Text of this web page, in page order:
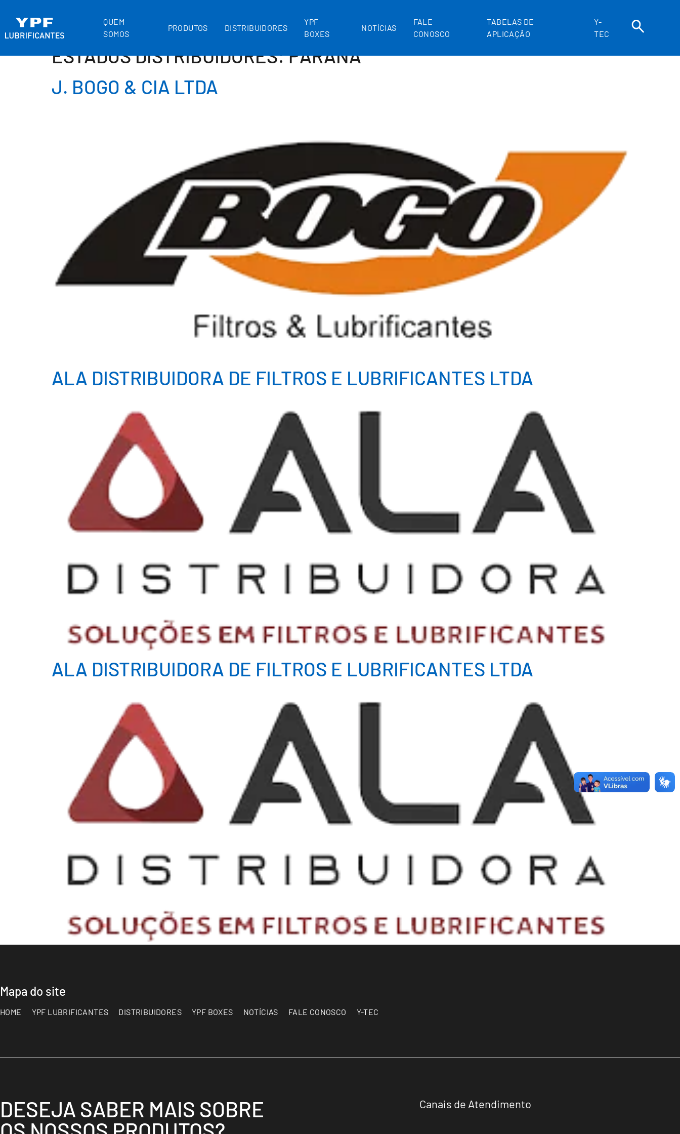
QUEM
SOMOS
PRODUTOS DISTRIBUIDORES
YPF
BOXES
NOTÍCIAS
FALE
CONOSCO
TABELAS DE
APLICAÇÃO
Y-
TEC
ESTADOS DISTRIBUIDORES:PARANÁ
J. BOGO & CIA LTDA
ALA DISTRIBUIDORA DE FILTROS E LUBRIFICANTES LTDA
ALA DISTRIBUIDORA DE FILTROS E LUBRIFICANTES LTDA
Mapa do site
HOME YPF LUBRIFICANTES DISTRIBUIDORES YPF BOXES NOTÍCIAS FALE CONOSCO Y-TEC
DESEJA SABER MAIS SOBRE
Canais de Atendimento